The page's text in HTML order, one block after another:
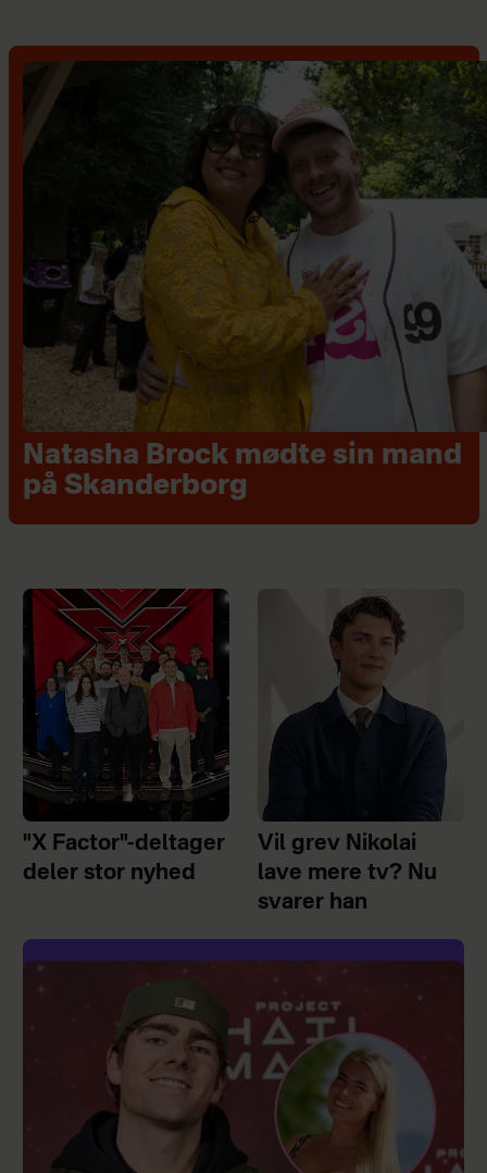
Natasha Brock mødte sin mand
på Skanderborg
"X Factor"-deltager
deler stor nyhed
Vil grev Nikolai
lave mere tv? Nu
svarer han